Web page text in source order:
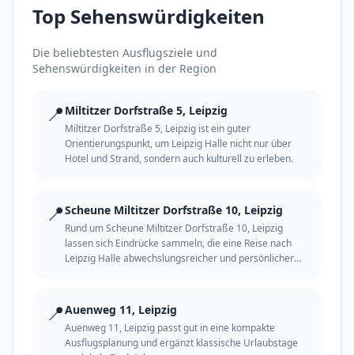
Top Sehenswürdigkeiten
Die beliebtesten Ausflugsziele und
Sehenswürdigkeiten in der Region
📍 Miltitzer Dorfstraße 5, Leipzig
Miltitzer Dorfstraße 5, Leipzig ist ein guter
Orientierungspunkt, um Leipzig Halle nicht nur über
Hotel und Strand, sondern auch kulturell zu erleben.
📍Scheune Miltitzer Dorfstraße 10, Leipzig
Rund um Scheune Miltitzer Dorfstraße 10, Leipzig
lassen sich Eindrücke sammeln, die eine Reise nach
Leipzig Halle abwechslungsreicher und persönlicher
📍Auenweg 11, Leipzig
Auenweg 11, Leipzig passt gut in eine kompakte
Ausflugsplanung und ergänzt klassische Urlaubstage